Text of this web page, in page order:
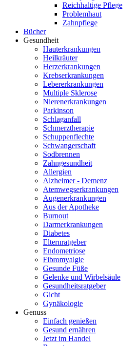
Reichhaltige Pflege
Problemhaut
Zahnpflege
Bücher
Gesundheit
Hauterkrankungen
Heilkräuter
Herzerkrankungen
Krebserkrankungen
Lebererkrankungen
Multiple Sklerose
Nierenerkrankungen
Parkinson
Schlaganfall
Schmerztherapie
Schuppenflechte
Schwangerschaft
Sodbrennen
Zahngesundheit
Allergien
Alzheimer - Demenz
Atemwegserkrankungen
Augenerkrankungen
Aus der Apotheke
Burnout
Darmerkrankungen
Diabetes
Elternratgeber
Endometriose
Fibromyalgie
Gesunde Füße
Gelenke und Wirbelsäule
Gesundheitsratgeber
Gicht
Gynäkologie
Genuss
Einfach genießen
Gesund ernähren
Jetzt im Handel